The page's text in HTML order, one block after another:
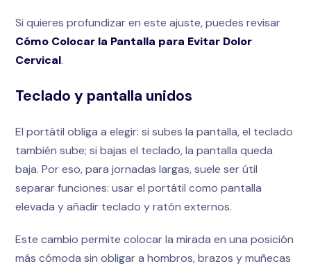
Si quieres profundizar en este ajuste, puedes revisar
Cómo Colocar la Pantalla para Evitar Dolor
Cervical.
Teclado y pantalla unidos
El portátil obliga a elegir: si subes la pantalla, el teclado
también sube; si bajas el teclado, la pantalla queda
baja. Por eso, para jornadas largas, suele ser útil
separar funciones: usar el portátil como pantalla
elevada y añadir teclado y ratón externos.
Este cambio permite colocar la mirada en una posición
más cómoda sin obligar a hombros, brazos y muñecas